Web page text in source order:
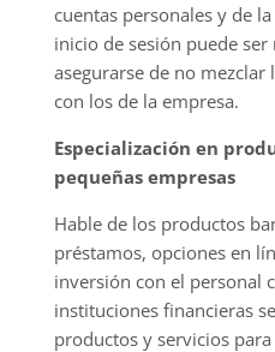
cuentas personales y de
inicio de sesión puede
asegurarse de no
con los de la empresa.
Especialización en
pequeñas empresas
Hable de los productos
préstamos, opciones en
inversión con el personal
instituciones financieras
productos y servicios